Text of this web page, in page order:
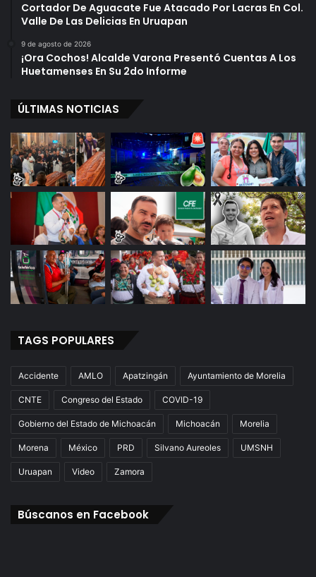
Cortador De Aguacate Fue Atacado Por Lacras En Col.
Valle De Las Delicias En Uruapan
9 de agosto de 2026
¡Ora Cochos! Alcalde Varona Presentó Cuentas A Los
Huetamenses En Su 2do Informe
ÚLTIMAS NOTICIAS
TAGS POPULARES
Accidente AMLO Apatzingán Ayuntamiento de Morelia
CNTE Congreso del Estado COVID-19
Gobierno del Estado de Michoacán Michoacán Morelia
Morena México PRD Silvano Aureoles UMSNH
Uruapan Video Zamora
Búscanos en Facebook